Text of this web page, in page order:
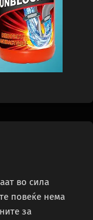
во сила
повеќе нема
за